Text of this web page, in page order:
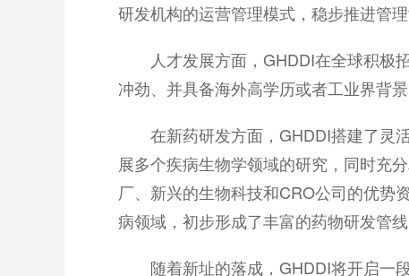
研发机构的运营管理模式，稳步推进管
人才发展方面，GHDDI在全球积极
冲劲、并具备海外高学历或者工业界背
在新药研发方面，GHDDI搭建了灵
展多个疾病生物学领域的研究，同时充
厂、新兴的生物科技和CRO公司的优势
病领域，初步形成了丰富的药物研发管
随着新址的落成，GHDDI将开启一